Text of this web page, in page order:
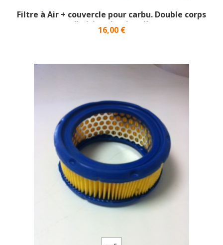
Filtre à Air + couvercle pour carbu. Double corps
(boitier plastique)}
Prix
16,00 €